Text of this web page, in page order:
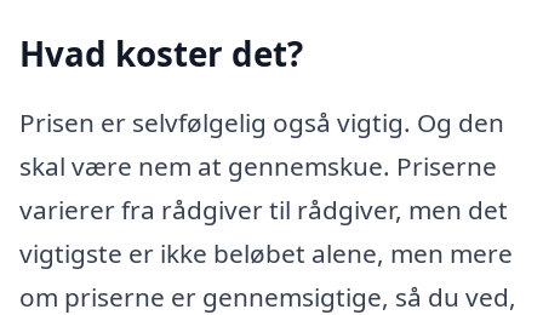
Hvad koster det?
Prisen er selvfølgelig også vigtig. Og den
skal være nem at gennemskue. Priserne
varierer fra rådgiver til rådgiver, men det
vigtigste er ikke beløbet alene, men mere
om priserne er gennemsigtige, så du ved,